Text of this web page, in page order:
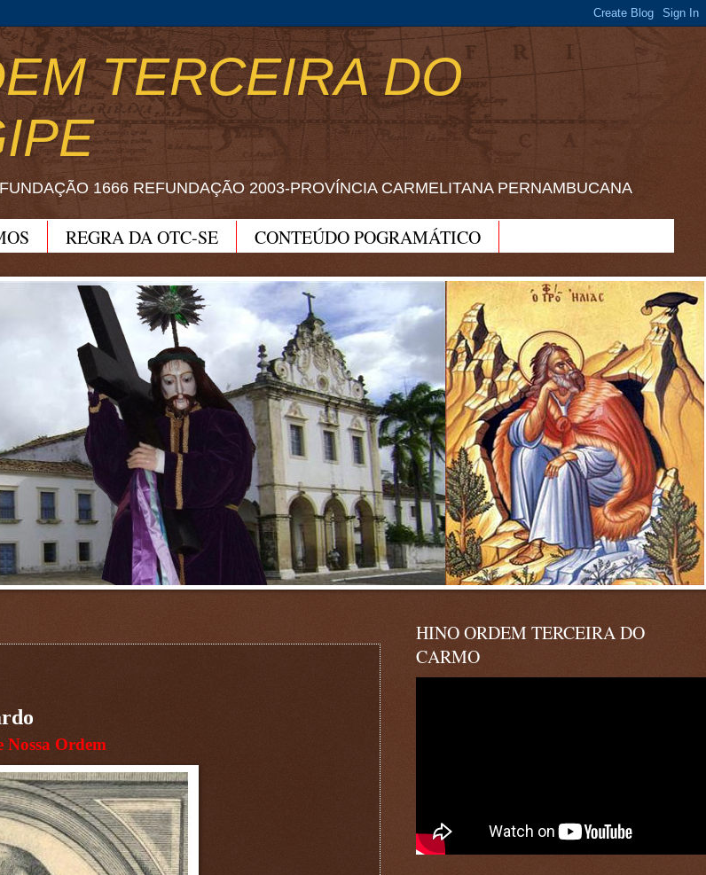
TERCEIRA DO
1666 REFUNDAÇÃO 2003-PROVÍNCIA CARMELITANA PERNAMBUCANA
REGRA DA OTC-SE
CONTEÚDO POGRAMÁTICO
Nossa Ordem
HINO ORDEM TERCEIRA DO
CARMO